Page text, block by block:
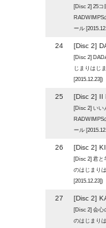
[Disc 2] 25コ
RADWIMPS
ール
24 [Disc 2]
[Disc 2]
じまりはじ
[2015.12.23])
25 [Disc 2] II
[Disc 2] いい
RADWIMPS
ール
26 [Disc 2]
[Disc 2] 君と
のはじまり
[2015.12.23])
27 [Disc 2]
[Disc 2] 会心
のはじまり